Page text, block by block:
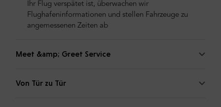
Ihr Flug verspätet ist, überwachen wir
Flughafeninformationen und stellen Fahrzeuge zu
angemessenen Zeiten ab
Meet &amp; Greet Service
Von Tür zu Tür